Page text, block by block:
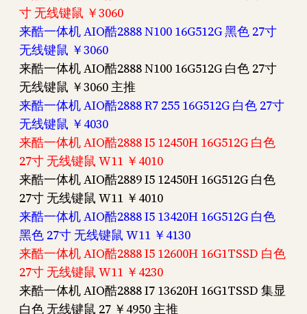
寸 无线键鼠 ￥3060
来酷一体机 AIO酷2888 N100 16G512G 黑色 27寸
无线键鼠 ￥3060
来酷一体机 AIO酷2888 N100 16G512G 白色 27寸
无线键鼠 ￥3060 主推
来酷一体机 AIO酷2888 R7 255 16G512G 白色 27寸
无线键鼠 ￥4030
来酷一体机 AIO酷2888 I5 12450H 16G512G 白色
27寸 无线键鼠 W11 ￥4010
来酷一体机 AIO酷2889 I5 12450H 16G512G 白色
27寸 无线键鼠 W11 ￥4010
来酷一体机 AIO酷2888 I5 13420H 16G512G 白色
黑色 27寸 无线键鼠 W11 ￥4130
来酷一体机 AIO酷2888 I5 12600H 16G1TSSD 白色
27寸 无线键鼠 W11 ￥4230
来酷一体机 AIO酷2888 I7 13620H 16G1TSSD 集显
白色 无线键鼠 27 ￥4950 主推